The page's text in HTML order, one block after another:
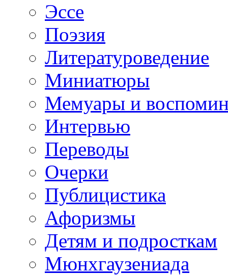
Эссе
Поэзия
Литературоведение
Миниатюры
Мемуары и
Интервью
Переводы
Очерки
Публицистика
Афоризмы
Детям и подросткам
Мюнхгаузениада